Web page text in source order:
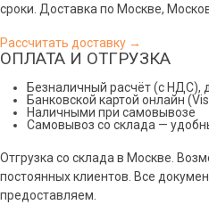
сроки. Доставка по Москве,
Рассчитать доставку →
ОПЛАТА И ОТГРУЗКА
Безналичный расчёт (с НДС),
Банковской картой онлайн
Наличными при самовывозе
Самовывоз со склада —
Отгрузка со склада в Москве.
постоянных клиентов. Все
предоставляем.